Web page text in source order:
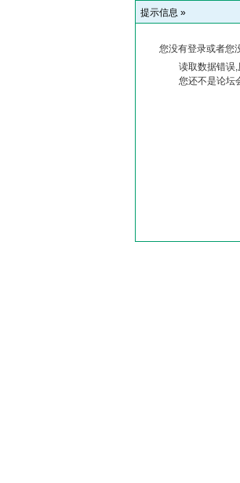
提示信息 »
您没有登录或者您
读取数据错误
您还不是论坛